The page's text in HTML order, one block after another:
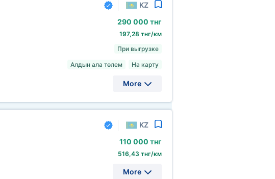
KZ
290 000 тнг
197,28 тнг/км
При выгрузке
Алдын ала төлем На карту
More
KZ
110 000 тнг
516,43 тнг/км
More